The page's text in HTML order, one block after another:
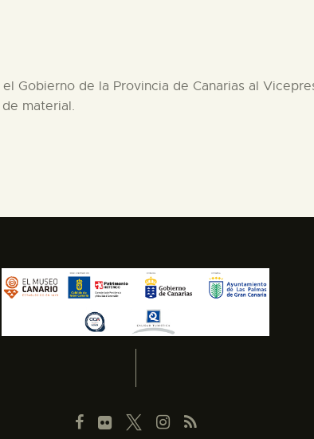
Gobierno de la Provincia de Canarias al
material.